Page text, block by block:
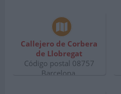
Callejero de Corbera
de Llobregat
Código postal 08757
Barcelona.